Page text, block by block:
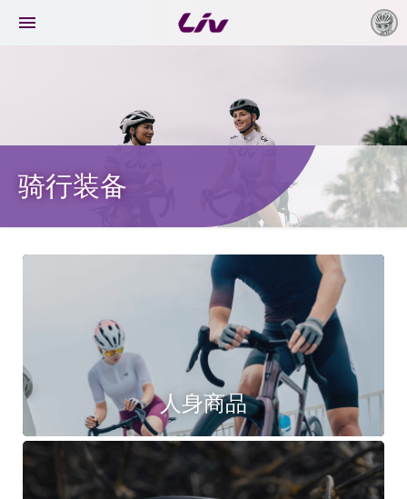

骑行装备
人身商品